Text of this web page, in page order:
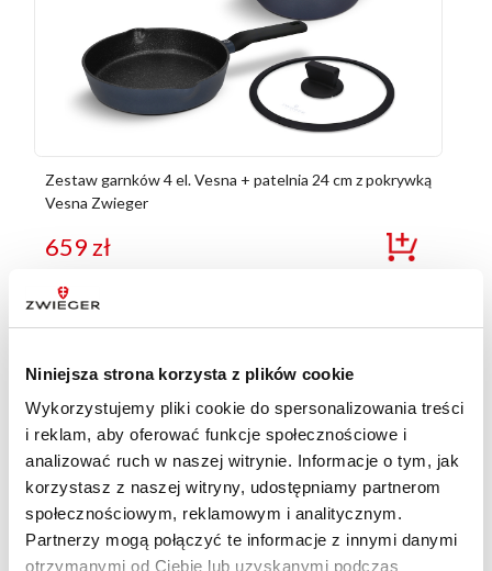
Niniejsza strona korzysta z plików cookie
Wykorzystujemy pliki cookie do spersonalizowania treści
i reklam, aby oferować funkcje społecznościowe i
analizować ruch w naszej witrynie. Informacje o tym, jak
korzystasz z naszej witryny, udostępniamy partnerom
społecznościowym, reklamowym i analitycznym.
Partnerzy mogą połączyć te informacje z innymi danymi
otrzymanymi od Ciebie lub uzyskanymi podczas
Zestaw garnków 4 el. Vesna + patelnia 24 cm z pokrywką
Vesna Zwieger
659zł